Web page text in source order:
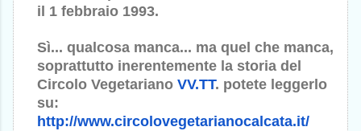
il 1 febbraio 1993.
Sì... qualcosa manca... ma quel che manca,
soprattutto inerentemente la storia del
Circolo Vegetariano VV.TT. potete leggerlo
su:
http://www.circolovegetarianocalcata.it/